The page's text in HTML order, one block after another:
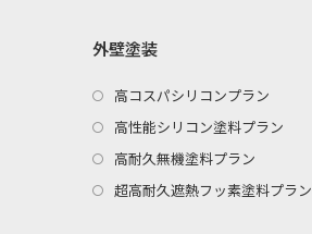
外壁塗装
高コスパシリコンプラン
高性能シリコン塗料プラン
高耐久無機塗料プラン
超高耐久遮熱フッ素塗料プラン